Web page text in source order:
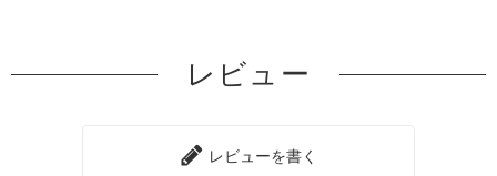
レビュー
レビューを書く